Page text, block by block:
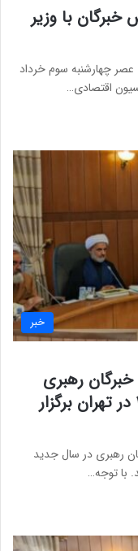
با وزیر
چهارشنبه سوم خرداد
اقتصادی…
خبر
رهبری
عصر چهارشنبه ١٣ اردیبهشت ۱۴۰۲ در تهران برگزار
رهبری در سال جدید